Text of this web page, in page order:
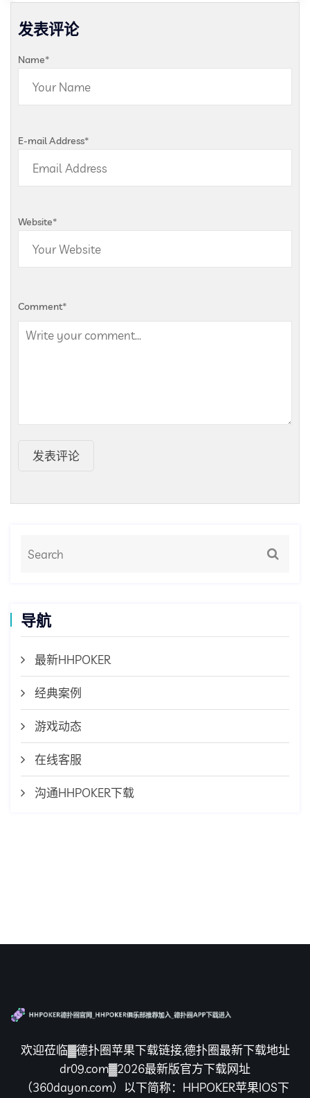
发表评论
Name*
E-mail Address*
Website*
Comment*
发表评论
导航
最新HHPOKER
经典案例
游戏动态
在线客服
沟通HHPOKER下载
欢迎莅临▓德扑圈苹果下载链接,德扑圈最新下载地址
dr09.com▓2026最新版官方下载网址
（360dayon.com）以下简称：HHPOKER苹果IOS下